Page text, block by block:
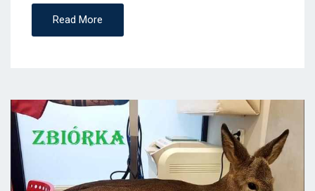
Read More